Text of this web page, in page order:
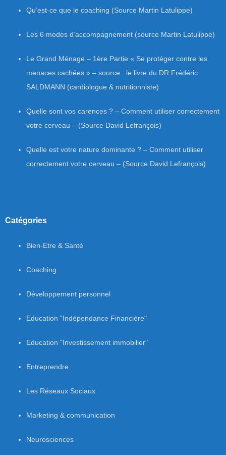
Qu’est-ce que le coaching (Source Martin Latulippe)
Les 6 modes d’accompagnement (source Martin Latulippe)
Le Grand Ménage – 1ère Partie « Se protéger contre les
menaces cachées » – source : le livre du DR Frédéric
SALDMANN (cardiologue & nutritionniste)
Quelle sont vos carences ? – Comment utiliser correctement
votre cerveau – (Source David Lefrançois)
Quelle est votre nature dominante ? – Comment utiliser
correctement votre cerveau – (Source David Lefrançois)
Catégories
Bien-Etre & Santé
Coaching
Développement personnel
Education "Indépendance Financière"
Education "Investissement immobilier"
Entreprendre
Les Réseaux Sociaux
Marketing & communication
Neurosciences